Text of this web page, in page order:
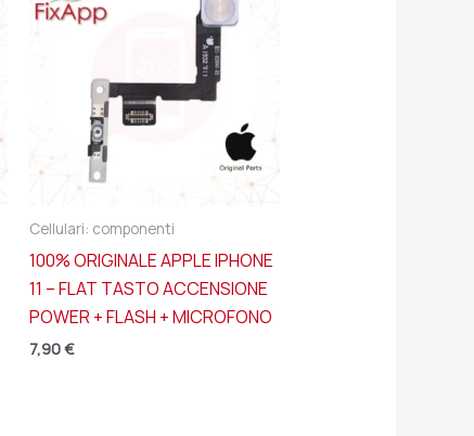
Cellulari: componenti
100% ORIGINALE APPLE IPHONE
11 – FLAT TASTO ACCENSIONE
POWER + FLASH + MICROFONO
7,90€